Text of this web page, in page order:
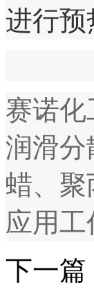
进行
赛诺化
润滑分
蜡、聚
应用工
下一篇